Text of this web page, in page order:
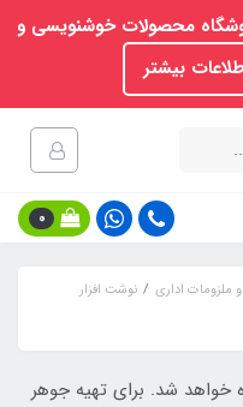
محصولات خوشنویسی و
بیشتر
0
و ملزومات اداری
نوشت افزار
خواهد شد. برای تهیه جوهر